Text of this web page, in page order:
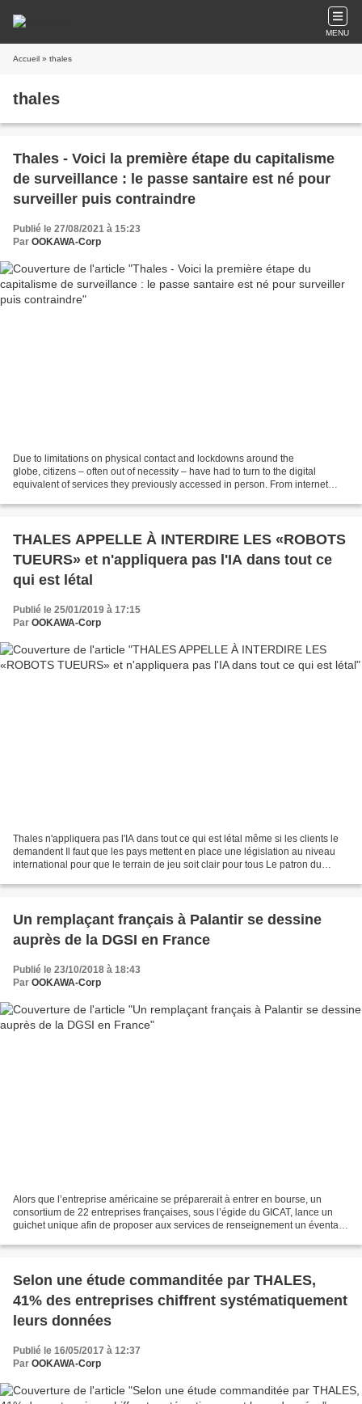
MENU
Accueil » thales
thales
Thales - Voici la première étape du capitalisme
de surveillance : le passe santaire est né pour
surveiller puis contraindre
Publié le 27/08/2021 à 15:23
Par OOKAWA-Corp
Due to limitations on physical contact and lockdowns around the
globe, citizens – often out of necessity – have had to turn to the digital
equivalent of services they previously accessed in person. From internet
THALES APPELLE À INTERDIRE LES «ROBOTS
TUEURS» et n'appliquera pas l'IA dans tout ce
qui est létal
Publié le 25/01/2019 à 17:15
Par OOKAWA-Corp
Thales n'appliquera pas l'IA dans tout ce qui est létal même si les clients le
demandent Il faut que les pays mettent en place une législation au niveau
international pour que le terrain de jeu soit clair pour tous Le patron du
Un remplaçant français à Palantir se dessine
auprès de la DGSI en France
Publié le 23/10/2018 à 18:43
Par OOKAWA-Corp
Alors que l’entreprise américaine se préparerait à entrer en bourse, un
consortium de 22 entreprises françaises, sous l’égide du GICAT, lance un
guichet unique afin de proposer aux services de renseignement un éventail
Selon une étude commanditée par THALES,
41% des entreprises chiffrent systématiquement
leurs données
Publié le 16/05/2017 à 12:37
Par OOKAWA-Corp